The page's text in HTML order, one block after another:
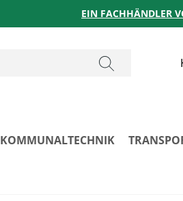
EIN FACHHÄNDLER
KOMMUNALTECHNIK